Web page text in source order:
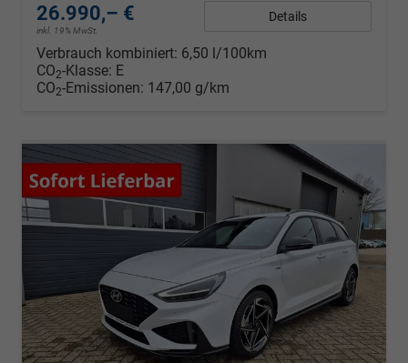
26.990,– €
inkl. 19% MwSt.
Details
Verbrauch kombiniert: 6,50 l/100km
CO2-Klasse: E
CO2-Emissionen: 147,00 g/km